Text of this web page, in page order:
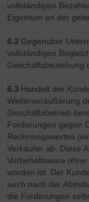
vollständigen
Eigentum an der
6.2 Gegenüber
vollständigen
Geschäftsbeziehung
6.3 Handelt der
Weiterveräußerung
Geschäftsbetrieb
Forderungen gegen
Rechnungswertes
Verkäufer ab. Diese
Vorbehaltsware
worden ist. Der
auch nach der
die Forderungen